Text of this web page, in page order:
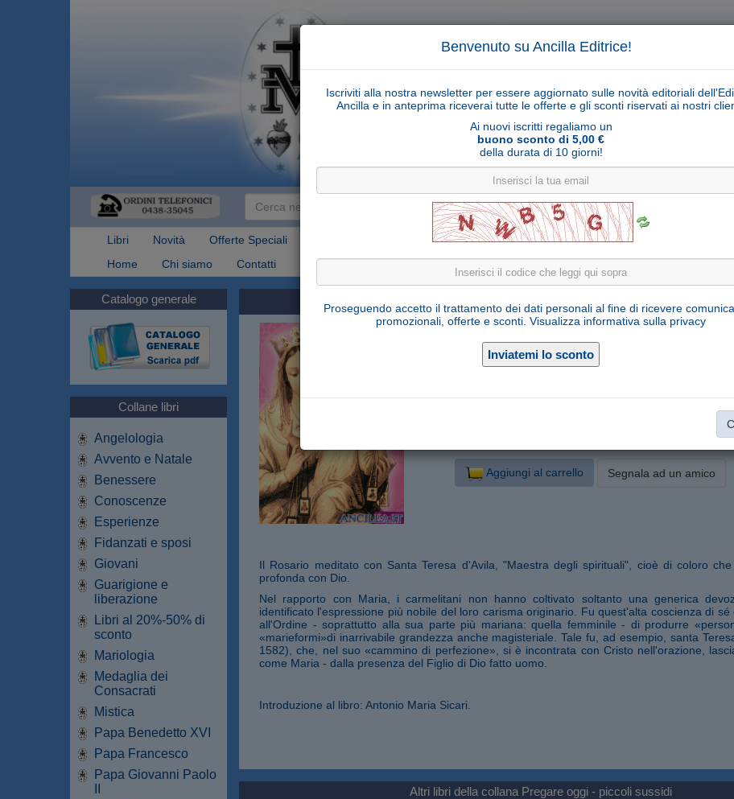
Benvenuto su Ancilla Editrice!
Iscriviti alla nostra newsletter per essere aggiornato sulle novità editoriali
Ancilla e in anteprima riceverai tutte le offerte e gli sconti riservati ai nostri
Ai nuovi iscritti regaliamo un
buono sconto di 5,00 €
della durata di 10 giorni!
Proseguendo accetto il trattamento dei dati personali al fine di ricevere
promozionali, offerte e sconti. Visualizza informativa sulla privacy
Cerca
Libri Novità Offerte Speciali Collane libri
Articoli religiosi
Home
Chi siamo Contatti Spedizioni
Catalogo generale
Collane libri
Angelologia
Avvento e Natale
Benessere
Conoscenze
Esperienze
Fidanzati e sposi
Giovani
Guarigione e
liberazione
Libri al 20%-50% di
sconto
Mariologia
Medaglia dei
Consacrati
Mistica
Papa Benedetto XVI
Papa Francesco
Papa Giovanni Paolo
Il Rosario con santa Teresa di Gesù
Edizioni OCD
9788872299883
Nr. pagine:48
Categoria: Pregare oggi - piccoli sussidi
Aggiungi al carrello Segnala ad un amico
Il Rosario meditato con Santa Teresa d'Avila, "Maestra degli spirituali", cioè di coloro
profonda con Dio.
Nel rapporto con Maria, i carmelitani non hanno coltivato soltanto una generica
identificato l'espressione più nobile del loro carisma originario. Fu quest'alta coscienza di sé
all'Ordine - soprattutto alla sua parte più mariana: quella femminile - di produrre
«marieformi»di inarrivabile grandezza anche magisteriale. Tale fu, ad esempio, santa
1582), che, nel suo «cammino di perfezione», si è incontrata con Cristo nell'orazione,
come Maria - dalla presenza del Figlio di Dio fatto uomo.
Introduzione al libro: Antonio Maria Sicari.
Altri libri della collana Pregare oggi - piccoli sussidi